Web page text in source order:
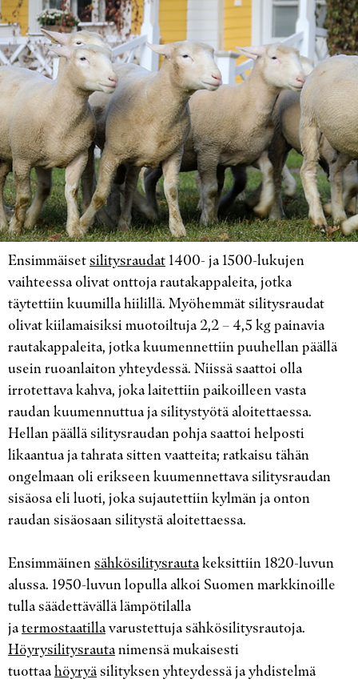
Ensimmäisetsilitysraudat 1400- ja 1500-lukujen
vaihteessa olivat onttoja rautakappaleita, jotka
täytettiin kuumilla hiilillä. Myöhemmät silitysraudat
olivat kiilamaisiksi muotoiltuja 2,2 – 4,5 kg painavia
rautakappaleita, jotka kuumennettiin puuhellan päällä
usein ruoanlaiton yhteydessä. Niissä saattoi olla
irrotettava kahva, joka laitettiin paikoilleen vasta
raudan kuumennuttua ja silitystyötä aloitettaessa.
Hellan päällä silitysraudan pohja saattoi helposti
likaantua ja tahrata sitten vaatteita; ratkaisu tähän
ongelmaan oli erikseen kuumennettava silitysraudan
sisäosa eli luoti, joka sujautettiin kylmän ja onton
raudan sisäosaan silitystä aloitettaessa.
Ensimmäinensähkösilitysrautakeksittiin 1820-luvun
alussa. 1950-luvun lopulla alkoi Suomen markkinoille
tulla säädettävällä lämpötilalla
jatermostaatillavarustettuja sähkösilitysrautoja.
Höyrysilitysrautanimensä mukaisesti
tuottaahöyryäsilityksen yhteydessä ja yhdistelmä